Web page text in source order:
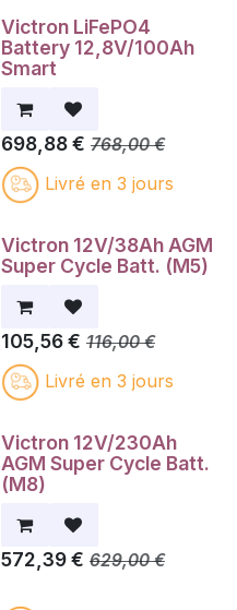
Victron LiFePO4
Battery 12,8V/100Ah
Smart
698,88€ 768,00€
Livré en 3 jours
Victron 12V/38Ah AGM
Super Cycle Batt. (M5)
105,56€ 116,00€
Livré en 3 jours
Victron 12V/230Ah
AGM Super Cycle Batt.
(M8)
572,39€ 629,00€